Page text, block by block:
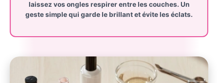
laissez vos ongles respirer entre les couches. Un
geste simple qui garde lebrillantet évite les éclats.